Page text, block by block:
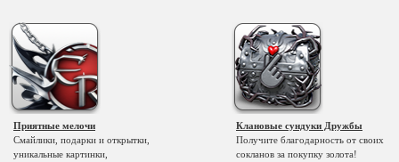
Приятные мелочи
Смайлики, подарки и открытки,
уникальные картинки,
Клановые сундуки Дружбы
Получите благодарность от своих
сокланов за покупку золота!